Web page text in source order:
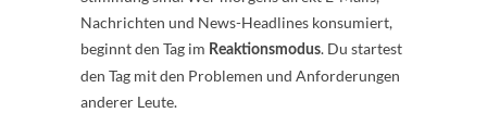
Nachrichten und News-Headlines konsumiert,
beginnt den Tag im Reaktionsmodus. Du startest
den Tag mit den Problemen und Anforderungen
anderer Leute.